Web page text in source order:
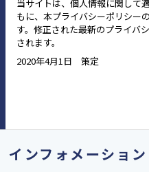
当サイトは、個人情報に関して
もに、本プライバシーポリシー
す。修正された最新のプライバ
されます。
2020年4月1日 策定
インフォメーション